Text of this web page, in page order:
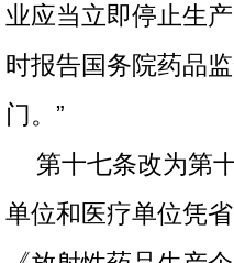
业应当立即停止生
时报告国务院药品
门。”
第十七条改为第
单位和医疗单位凭